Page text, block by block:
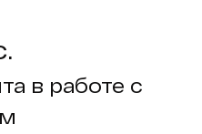
в работе с